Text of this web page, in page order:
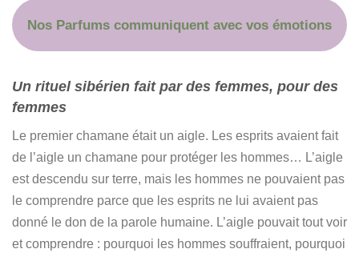
Nos Parfums communiquent avec vos émotions
Un rituel sibérien fait par des femmes, pour des
femmes
Le premier chamane était un aigle. Les esprits avaient fait
de l’aigle un chamane pour protéger les hommes… L’aigle
est descendu sur terre, mais les hommes ne pouvaient pas
le comprendre parce que les esprits ne lui avaient pas
donné le don de la parole humaine. L’aigle pouvait tout voir
et comprendre : pourquoi les hommes souffraient, pourquoi